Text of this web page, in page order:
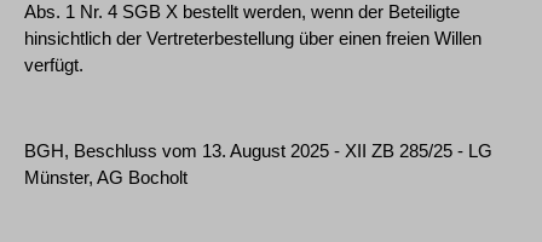
Abs. 1 Nr. 4 SGB X bestellt werden, wenn der Beteiligte
hinsichtlich der Vertreterbestellung über einen freien Willen
verfügt.
BGH, Beschluss vom 13. August 2025 - XII ZB 285/25 - LG
Münster, AG Bocholt